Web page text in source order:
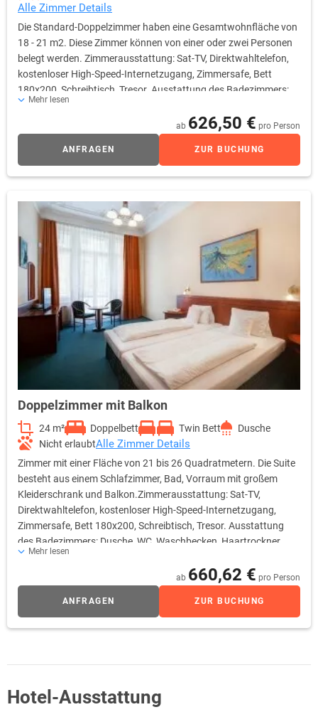
Alle Zimmer Details
Die Standard-Doppelzimmer haben eine Gesamtwohnfläche von
18 - 21 m2. Diese Zimmer können von einer oder zwei Personen
belegt werden. Zimmerausstattung: Sat-TV, Direktwahltelefon,
kostenloser High-Speed-Internetzugang, Zimmersafe, Bett
180x200, Schreibtisch, Tresor. Ausstattung des Badezimmers:
Dusche, WC, Waschbecken, Haartrockner, Bademantel,
Pantoffeln, Frotteehandtücher, Handtuchhalter, Hygieneartikel.
Zimmerservice: tägliche Zimmerreinigung
Mehr lesen
ab 626,50 € pro Person
ANFRAGEN ZUR BUCHUNG
Doppelzimmer mit Balkon
24 m² Doppelbett Twin Bett
Dusche
Nicht erlaubtAlle Zimmer Details
Zimmer mit einer Fläche von 21 bis 26 Quadratmetern. Die Suite
besteht aus einem Schlafzimmer, Bad, Vorraum mit großem
Kleiderschrank und Balkon.Zimmerausstattung: Sat-TV,
Direktwahltelefon, kostenloser High-Speed-Internetzugang,
Zimmersafe, Bett 180x200, Schreibtisch, Tresor. Ausstattung
des Badezimmers: Dusche, WC, Waschbecken, Haartrockner,
Bademantel, Pantoffeln, Frotteehandtücher, Handtuchhalter,
Hygieneartikel. Zimmerservice: tägliche Zimmerreinigung
Mehr lesen
ab 660,62 € pro Person
ANFRAGEN ZUR BUCHUNG
Hotel-Ausstattung